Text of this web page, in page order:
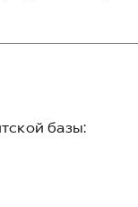
базы: